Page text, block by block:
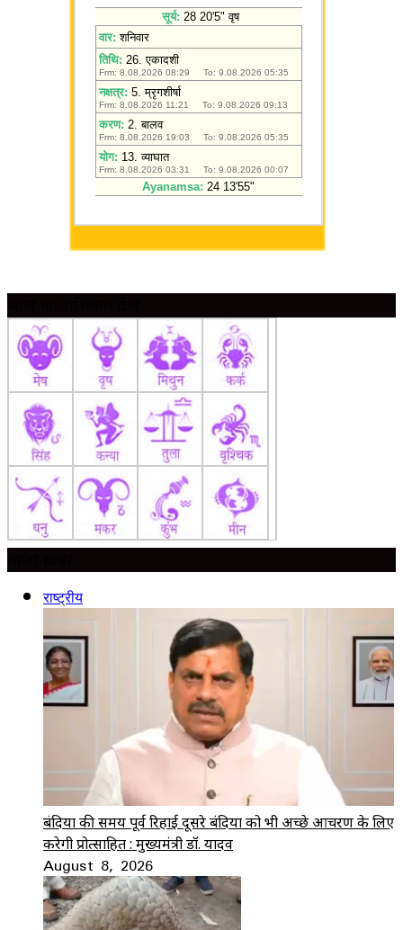
राष्ट्रीय
बंदियों की समय पूर्व रिहाई दूसरे बंदियों को भी अच्छे आचरण के लिए
करेगी प्रोत्साहित : मुख्यमंत्री डॉ. यादव
August 8, 2026